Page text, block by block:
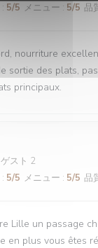
: 5/5 メニュー : 5/5 品
nourriture
sortie des plats,
principaux.
スト 2
: 5/5 メニュー : 5/5 品
Lille un passage
en plus vous êtes